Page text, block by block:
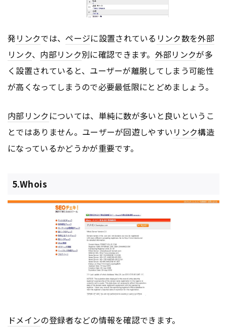
発リンクでは、ページに設置されている リンク数を外部
リンク、 内部リンク別に確認できます。 外部リンクが多
く設置されていると、ユーザーが離脱してしまう可能性
が高くなってしまうので必要最低限にとどめましょう。
内部リンク については、単純に数が多いと良いというこ
とではありません。ユーザーが回遊しやすいリンク構造
になっているかどうかが重要です。
5.Whois
ドメインの登録者などの情報を確認できます。